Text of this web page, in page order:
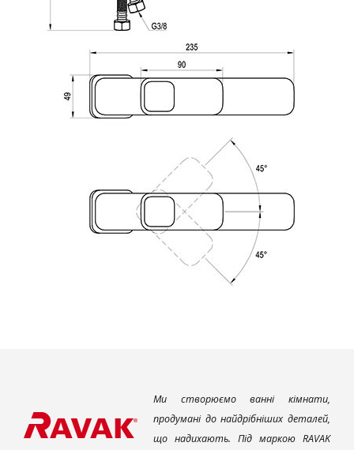
Ми створюємо ванні кімнати,
продумані до найдрібніших деталей,
що надихають. Під маркою RAVAK